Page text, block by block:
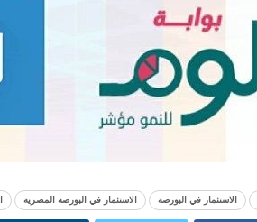
الاستثمار في البورصة الاستثمار في البورصة المصرية